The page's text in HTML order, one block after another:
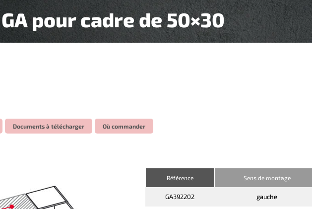
pour cadre de 50×30
Documents à télécharger Où commander
Référence Sens de montage
GA392202 gauche